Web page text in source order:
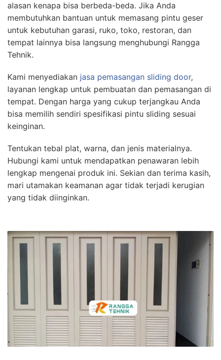
alasan kenapa bisa berbeda-beda. Jika Anda
membutuhkan bantuan untuk memasang pintu geser
untuk kebutuhan garasi, ruko, toko, restoran, dan
tempat lainnya bisa langsung menghubungi Rangga
Tehnik.
Kami menyediakan jasa pemasangan sliding door,
layanan lengkap untuk pembuatan dan pemasangan di
tempat. Dengan harga yang cukup terjangkau Anda
bisa memilih sendiri spesifikasi pintu sliding sesuai
keinginan.
Tentukan tebal plat, warna, dan jenis materialnya.
Hubungi kami untuk mendapatkan penawaran lebih
lengkap mengenai produk ini. Sekian dan terima kasih,
mari utamakan keamanan agar tidak terjadi kerugian
yang tidak diinginkan.